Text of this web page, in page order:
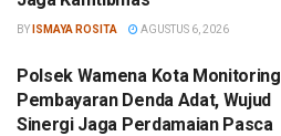
BY ISMAYA ROSITA AGUSTUS 6, 2026
Polsek Wamena Kota Monitoring
Pembayaran Denda Adat, Wujud
Sinergi Jaga Perdamaian Pasca